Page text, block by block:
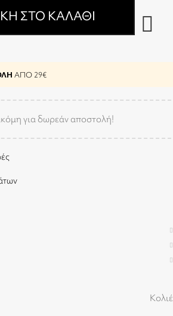
ΣΤΟ ΚΑΛΆΘΙ
ΑΠΟ 29€
για δωρεάν αποστολή!
Κολιέ